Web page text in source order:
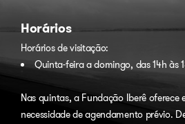
Horários
Horários de visitação:
Quinta-feira a domingo, das 14h às
Nas quintas, a Fundação Iberê
necessidade de agendamento prévio.